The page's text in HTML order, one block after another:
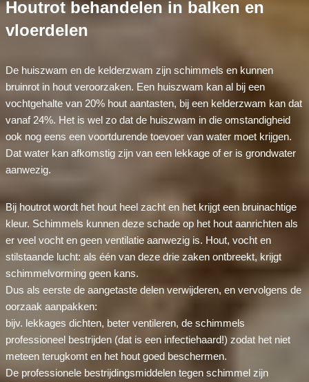
Houtrot behandelen in balken en
vloerdelen
De huiszwam en de kelderzwam zijn schimmels en kunnen
bruinrot in hout veroorzaken. Een huiszwam kan al bij een
vochtgehalte van 20% hout aantasten, bij een kelderzwam kan dat
vanaf 24%. Het is wel zo dat de huiszwam in die omstandigheid
ook nog eens een voortdurende toevoer van water moet krijgen.
Dat water kan afkomstig zijn van een lekkage of er is grondwater
aanwezig.
Bij houtrot wordt het hout heel zacht en het krijgt een bruinachtige
kleur. Schimmels kunnen deze schade op het hout aanrichten als
er veel vocht en geen ventilatie aanwezig is. Hout, vocht en
stilstaande lucht: als één van deze drie zaken ontbreekt, krijgt
schimmelvorming geen kans.
Dus als eerste de aangetaste delen verwijderen, en vervolgens de
oorzaak aanpakken:
bijv. lekkages dichten, beter ventileren, de schimmels
professioneel bestrijden (dat is een infectiehaard!) zodat het niet
meteen terugkomt en het hout goed beschermen.
De professionele bestrijdingsmiddelen tegen schimmel zijn